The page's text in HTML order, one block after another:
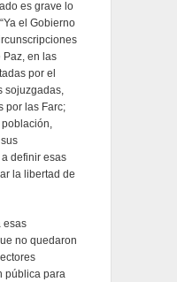
es grave lo
el Gobierno
en las
por el
sojuzgadas,
por las Farc;
a definir esas
la libertad de
esas
no quedaron
pública para